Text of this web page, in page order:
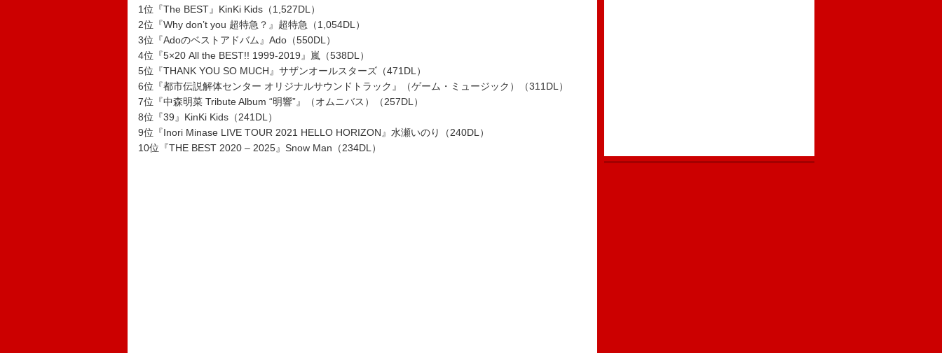
1位『The BEST』KinKi Kids（1,527DL）
2位『Why don’t you 超特急？』超特急（1,054DL）
3位『Adoのベストアドバム』Ado（550DL）
4位『5×20 All the BEST!! 1999-2019』嵐（538DL）
5位『THANK YOU SO MUCH』サザンオールスターズ（471DL）
6位『都市伝説解体センター オリジナルサウンドトラック』（ゲーム・ミュージック）（311DL）
7位『中森明菜 Tribute Album “明響”』（オムニバス）（257DL）
8位『39』KinKi Kids（241DL）
9位『Inori Minase LIVE TOUR 2021 HELLO HORIZON』水瀬いのり（240DL）
10位『THE BEST 2020 – 2025』Snow Man（234DL）